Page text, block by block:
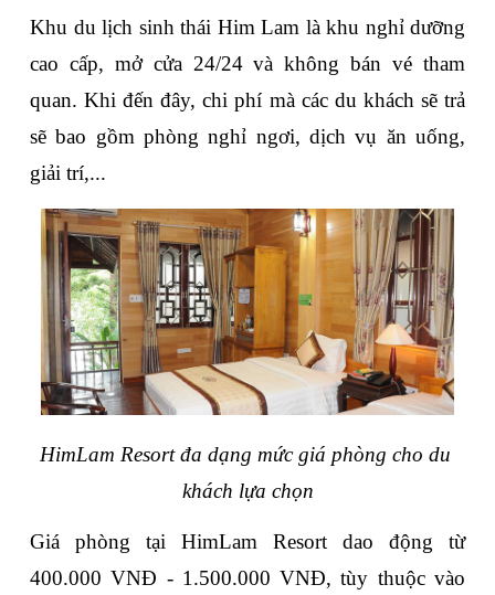
Khu du lịch sinh thái Him Lam là khu nghỉ dưỡng
cao cấp, mở cửa 24/24 và không bán vé tham
quan. Khi đến đây, chi phí mà các du khách sẽ trả
sẽ bao gồm phòng nghỉ ngơi, dịch vụ ăn uống,
giải trí,...
HimLam Resort đa dạng mức giá phòng cho du
khách lựa chọn
Giá phòng tại HimLam Resort dao động từ
400.000 VNĐ - 1.500.000 VNĐ, tùy thuộc vào